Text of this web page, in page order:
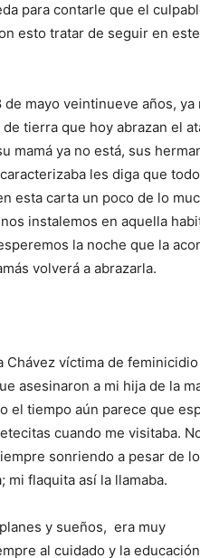
para contarle que el
esto tratar de seguir en este
mayo veintinueve años, ya
tierra que hoy abrazan el
mamá ya no está, sus
les diga que
esta carta un poco de lo
instalemos en aquella
la noche que la
volverá a abrazarla.
Chávez víctima de
asesinaron a mi hija de la
el tiempo aún parece que
cuando me visitaba.
sonriendo a pesar de
flaquita así la llamaba.
y sueños, era muy
al cuidado y la